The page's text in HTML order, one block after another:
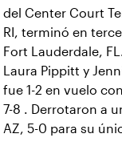
del Center Court
RI, terminó en
Fort Lauderdale,
Laura Pippitt y
fue 1-2 en vuelo
7-8 . Derrotaron a
AZ, 5-0 para su